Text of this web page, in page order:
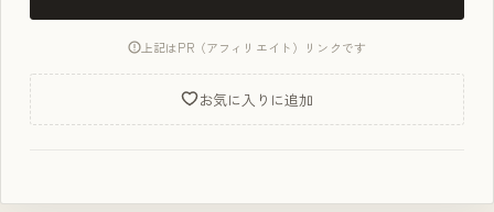
上記はPR（アフィリエイト）リンクです
お気に入りに追加